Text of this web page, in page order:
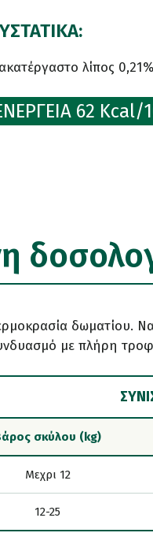
λίπος
62 Kcal/
δωματίου.
με πλήρη
σκύλου (kg)
Μεχρι 12
12-25